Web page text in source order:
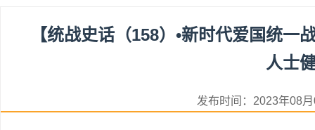
【统战史话（158）•新时代爱国统
人士
发布时间：2023年08